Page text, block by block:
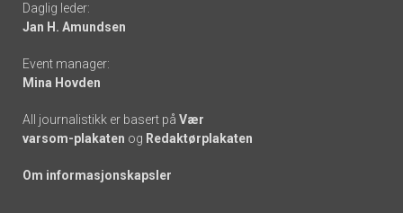
links
Daglig leder:
Jan H. Amundsen
Event manager:
Mina Hovden
All journalistikk er basert på Vær
varsom-plakaten og Redaktørplakaten
Om informasjonskapsler